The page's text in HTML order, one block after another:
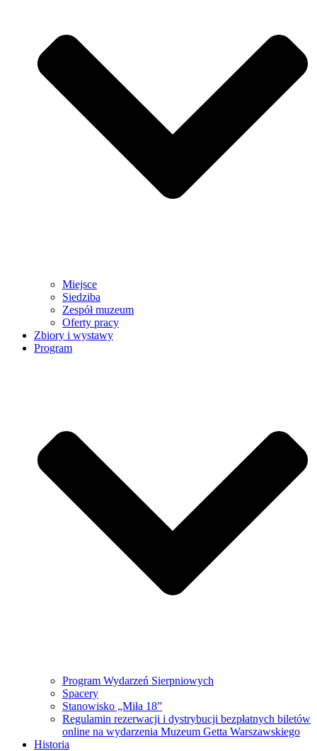
Miejsce
Siedziba
Zespół muzeum
Oferty pracy
Zbiory i wystawy
Program
Program Wydarzeń Sierpniowych
Spacery
Stanowisko „Miła 18”
Regulamin rezerwacji i dystrybucji bezpłatnych biletów
online na wydarzenia Muzeum Getta Warszawskiego
Historia